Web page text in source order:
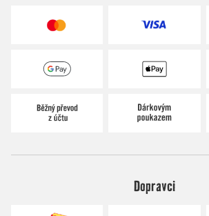
Dopravci